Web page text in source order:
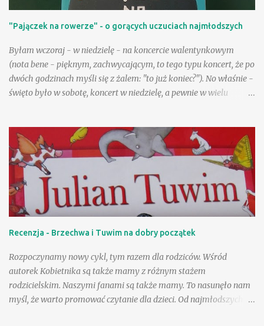
Piotr Krzyżewski Wydawnictwo Papilon, 2012 Oprawa twarda,
stron 352 ISBN: 9788324598427 Format: 19.5x27.5cm
"Pajączek na rowerze" - o gorących uczuciach najmłodszych
Byłam wczoraj - w niedzielę - na koncercie walentynkowym
(nota bene - pięknym, zachwycającym, to tego typu koncert, że po
dwóch godzinach myśli się z żalem: "to już koniec?"). No właśnie -
święto było w sobotę, koncert w niedzielę, a pewnie w wielu
względem jesteśmy zgodni - okazywanie uczuć bez względu na
datę aprobujemy bez wahania. A jednocześnie przecież mamy
często zastrzeżenia odnośnie nieco starszych zakochanych czy
tych najmłodszych. Takie właśnie kwestie zostały przestawione w
"Pajączku na rowerze": jej główni bohaterowie to Ola i Łukasz,
uczniowie szkoły podstawowej. Ich znajomość to dobre
potwierdzenie tezy, iż przeciwieństwa przyciągają się, a także
powiedzenia: "Kto się lubi, ten się czubi", choć w przypadku tych
wysportowana, nieco rozt...
Recenzja - Brzechwa i Tuwim na dobry początek
Rozpoczynamy nowy cykl, tym razem dla rodziców. Wśród
autorek Kobietnika są także mamy z różnym stażem
rodzicielskim. Naszymi fanami są także mamy. To nasunęło nam
myśl, że warto promować czytanie dla dzieci. Od najmłodszych lat